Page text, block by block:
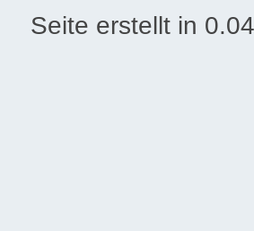
Seite erstellt in